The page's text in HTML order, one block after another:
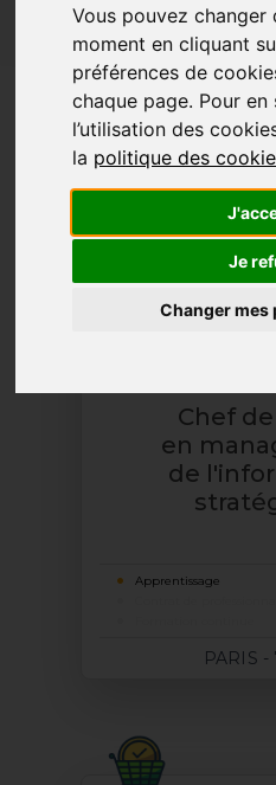
Vous pouvez changer
moment en cliquant
préférences de
chaque page. Pour
l’utilisation des
la politique des
Je
Changer mes
Voir les domaines
38
Ecole
Titre de niveau 7
Chef
en
de
Apprentissage
PARIS -